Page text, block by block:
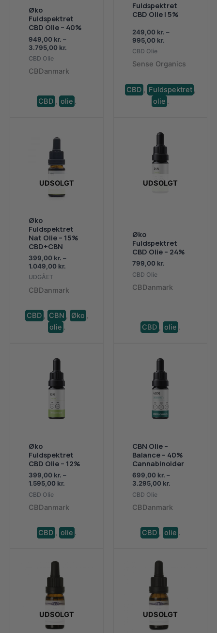
Øko
Fuldspektret
CBD Olie – 40%
949,00 kr. –
3.795,00 kr.
3.795,00 kr.
CBD Olie
CBDanmark
CBD , olie .
Fuldspektret
CBD Olie | 5%
249,00 kr. –
995,00 kr.
995,00 kr.
CBD Olie
Sense Organics
CBD , Fuldspektret ,
olie .
UDSOLGT
Øko
Fuldspektret
Nat Olie – 15%
CBD+CBN
399,00 kr. –
1.049,00 kr.
1.049,00 kr.
UDGÅET
CBDanmark
CBD , CBN , Øko ,
olie .
UDSOLGT
Øko
Fuldspektret
CBD Olie – 24%
799,00 kr.
CBD Olie
CBDanmark
CBD , olie .
Øko
Fuldspektret
CBD Olie – 12%
399,00 kr. –
1.595,00 kr.
1.595,00 kr.
CBD Olie
CBDanmark
CBD , olie .
CBN Olie –
Balance – 40%
Cannabinoider
699,00 kr. –
3.295,00 kr.
3.295,00 kr.
CBD Olie
CBDanmark
CBD , olie .
UDSOLGT UDSOLGT